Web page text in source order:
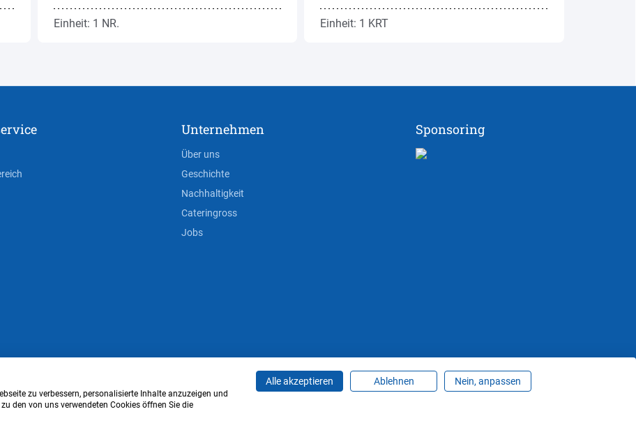
Einheit: 1 NR. Einheit: 1 KRT
Unternehmen
Über uns
Geschichte
Nachhaltigkeit
Cateringross
Jobs
Sponsoring
AGB Privacy Policy Impressum
Cookie-Einstellungen ändern
zu verbessern, personalisierte Inhalte anzuzeigen und
den von uns verwendeten Cookies öffnen Sie die
Alle akzeptieren Ablehnen Nein, anpassen